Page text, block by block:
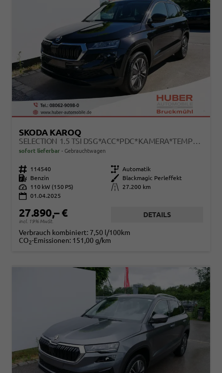
SKODA KAROQ
SELECTION 1.5 TSI DSG*ACC*PDC*KAMERA*TEMPOMAT*LED*SMARTLINK*KLIMA*RADIO*17-ZOLL
sofort lieferbar Gebrauchtwagen
Fahrzeugnr. 114540 Getriebe Automatik
Kraftstoff
Benzin Außenfarbe
Blackmagic Perleffekt
Leistung
110 kW (150 PS) Kilometerstand
27.200 km
01.04.2025
27.890,– €
incl. 19% MwSt.
DETAILS
Verbrauch kombiniert: 7,50 l/100km
CO2-Emissionen: 151,00 g/km